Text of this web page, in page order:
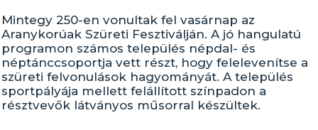
Mintegy 250-en vonultak fel vasárnap az
Aranykorúak Szüreti Fesztiválján. A jó hangulatú
programon számos település népdal- és
néptánccsoportja vett részt, hogy felelevenítse a
szüreti felvonulások hagyományát. A település
sportpályája mellett felállított színpadon a
résztvevők látványos műsorral készültek.